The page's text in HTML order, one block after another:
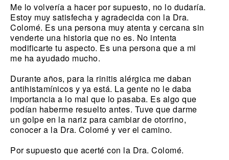
Me lo volvería a hacer por supuesto, no lo dudaría.
Estoy muy satisfecha y agradecida con la Dra.
Colomé. Es una persona muy atenta y cercana sin
venderte una historia que no es. No intenta
modificarte tu aspecto. Es una persona que a mi
me ha ayudado mucho.
Durante años, para la rinitis alérgica me daban
antihistamínicos y ya está. La gente no le daba
importancia a lo mal que lo pasaba. Es algo que
podían haberme resuelto antes. Tuve que darme
un golpe en la nariz para cambiar de otorrino,
conocer a la Dra. Colomé y ver el camino.
Por supuesto que acerté con la Dra. Colomé.